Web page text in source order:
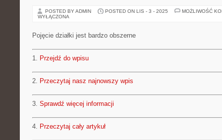
POSTED BY ADMIN POSTED ON LIS - 3 - 2025
MOŻLIWOŚĆ
WYŁĄCZONA
Pojęcie działki jest bardzo obszerne
1. Przejdź do wpisu
2. Przeczytaj nasz najnowszy wpis
3. Sprawdź więcej informacji
4. Przeczytaj cały artykuł